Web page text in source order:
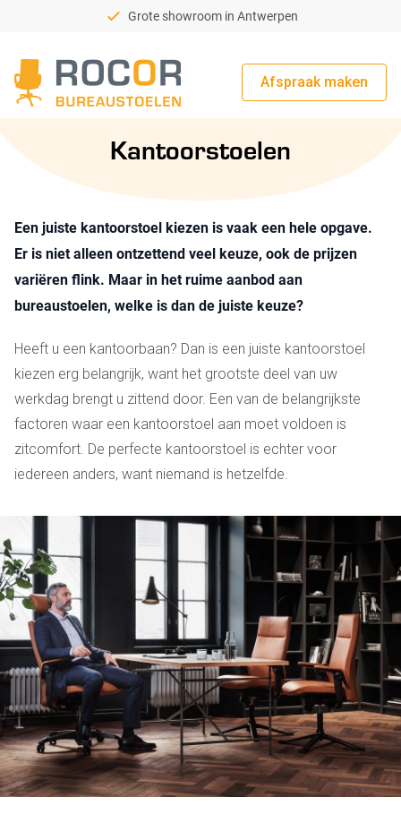
Grote showroom in Antwerpen
Rocor Bureaustoelen
Afspraak maken
Kantoorstoelen
Een juiste kantoorstoel kiezen is vaak een hele opgave.
Er is niet alleen ontzettend veel keuze, ook de prijzen
variëren flink. Maar in het ruime aanbod aan
bureaustoelen, welke is dan de juiste keuze?
Heeft u een kantoorbaan? Dan is een juiste kantoorstoel
kiezen erg belangrijk, want het grootste deel van uw
werkdag brengt u zittend door. Een van de belangrijkste
factoren waar een kantoorstoel aan moet voldoen is
zitcomfort. De perfecte kantoorstoel is echter voor
iedereen anders, want niemand is hetzelfde.